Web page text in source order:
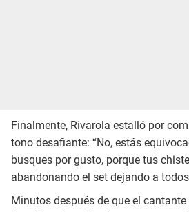
Finalmente, Rivarola estalló por
tono desafiante: “No, estás
busques por gusto, porque tus
abandonando el set dejando a
Minutos después de que el